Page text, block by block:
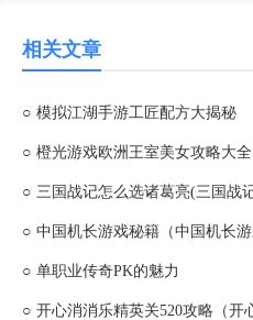
相关文章
○ 模拟江湖手游工匠配方大揭秘
○
○ 三国战记怎么选诸葛亮(三国战
○ 中国机长游戏秘籍（中国机长游
○ 单职业传奇PK的魅力
○ 开心消消乐精英关520攻略（开